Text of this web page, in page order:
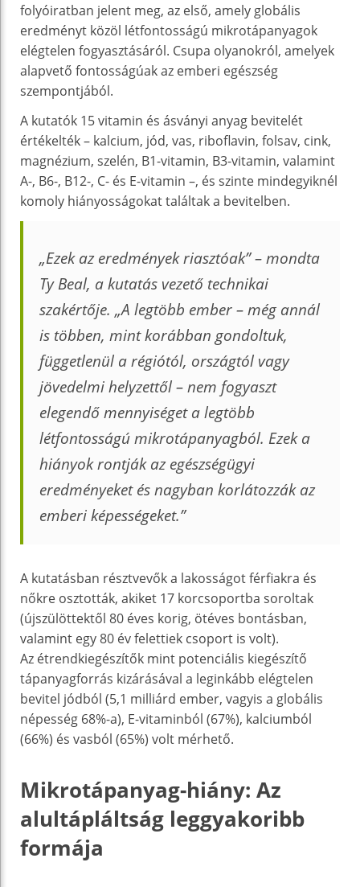
folyóiratban jelent meg, az első, amely globális
eredményt közöl létfontosságú mikrotápanyagok
elégtelen fogyasztásáról. Csupa olyanokról, amelyek
alapvető fontosságúak az emberi egészség
szempontjából.
A kutatók 15 vitamin és ásványi anyag bevitelét
értékelték – kalcium, jód, vas, riboflavin, folsav, cink,
magnézium, szelén, B1-vitamin, B3-vitamin, valamint
A-, B6-, B12-, C- és E-vitamin –, és szinte mindegyiknél
komoly hiányosságokat találtak a bevitelben.
„Ezek az eredmények riasztóak” – mondta
Ty Beal, a kutatás vezető technikai
szakértője. „A legtöbb ember – még annál
is többen, mint korábban gondoltuk,
függetlenül a régiótól, országtól vagy
jövedelmi helyzettől – nem fogyaszt
elegendő mennyiséget a legtöbb
létfontosságú mikrotápanyagból. Ezek a
hiányok rontják az egészségügyi
eredményeket és nagyban korlátozzák az
emberi képességeket.”
A kutatásban résztvevők a lakosságot férfiakra és
nőkre osztották, akiket 17 korcsoportba soroltak
(újszülöttektől 80 éves korig, ötéves bontásban,
valamint egy 80 év felettiek csoport is volt).
Az étrendkiegészítők mint potenciális kiegészítő
tápanyagforrás kizárásával a leginkább elégtelen
bevitel jódból (5,1 milliárd ember, vagyis a globális
népesség 68%-a), E-vitaminból (67%), kalciumból
(66%) és vasból (65%) volt mérhető.
Mikrotápanyag-hiány: Az
alultápláltság leggyakoribb
formája